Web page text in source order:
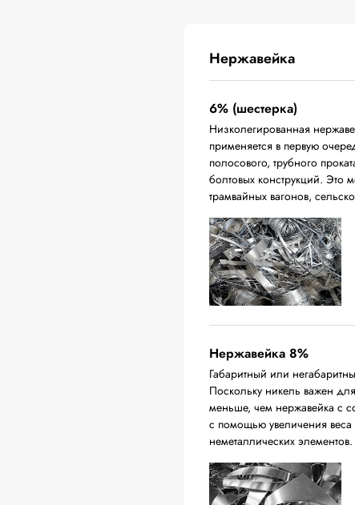
Нержавейка
6% (шестерка)
Низколегированная
применяется в первую
полосового, трубного
болтовых конструкций. Это
трамвайных вагонов,
Нержавейка 8%
Габаритный или
Поскольку никель важен для
меньше, чем нержавейка с
с помощью увеличения веса
неметаллических элементов.